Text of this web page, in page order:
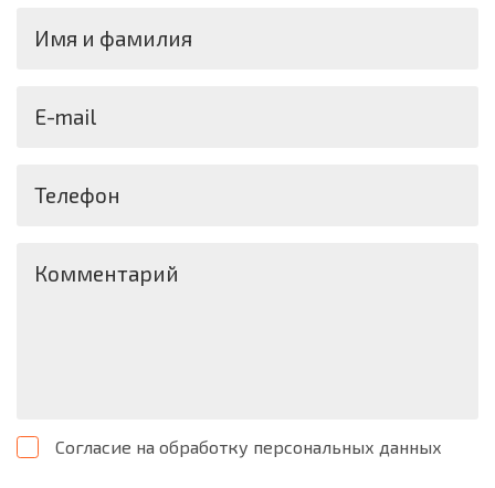
Имя и фамилия
E-mail
Телефон
Комментарий
Согласие на обработку персональных данных